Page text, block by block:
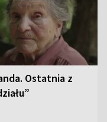
Ostatnia z